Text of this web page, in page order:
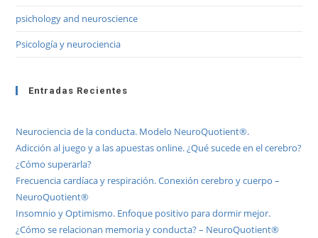
psichology and neuroscience
Psicología y neurociencia
Entradas Recientes
Neurociencia de la conducta. Modelo NeuroQuotient®.
Adicción al juego y a las apuestas online. ¿Qué sucede en el cerebro?
¿Cómo superarla?
Frecuencia cardíaca y respiración. Conexión cerebro y cuerpo –
NeuroQuotient®
Insomnio y Optimismo. Enfoque positivo para dormir mejor.
¿Cómo se relacionan memoria y conducta? – NeuroQuotient®